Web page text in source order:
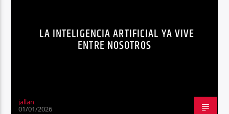
LA INTELIGENCIA ARTIFICIAL YA VIVE
ENTRE NOSOTROS
jallan
01/01/2026